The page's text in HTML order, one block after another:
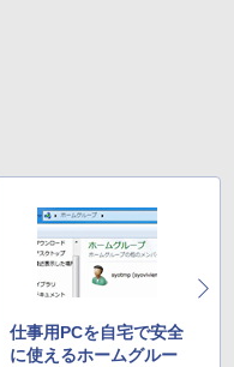
仕事用PCを自宅で安全
に使えるホームグルー